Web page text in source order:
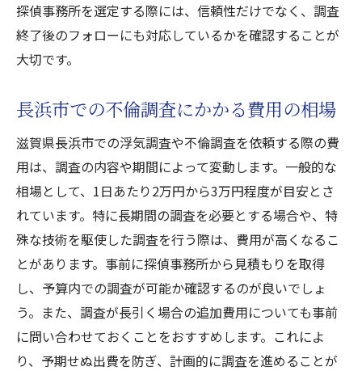
探偵事務所を選定する際には、信頼性だけでなく、調査
終了後のフォローにも対応しているかを確認することが
大切です。
長浜市での不倫調査にかかる費用の相場
滋賀県長浜市での浮気調査や不倫調査を依頼する際の費
用は、調査の内容や期間によって変動します。一般的な
相場として、1日あたり2万円から3万円程度が目安とさ
れています。特に長期間の調査を必要とする場合や、特
殊な技術を駆使した調査を行う際は、費用が高くなるこ
とがあります。事前に探偵事務所から見積もりを取得
し、予算内での調査が可能か確認するのが良いでしょ
う。また、調査が長引く場合の追加費用についても事前
に問い合わせておくことをおすすめします。これによ
り、予期せぬ出費を防ぎ、計画的に調査を進めることが